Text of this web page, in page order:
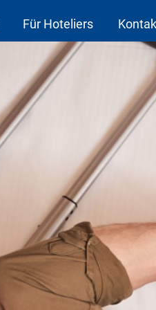
Für Hoteliers